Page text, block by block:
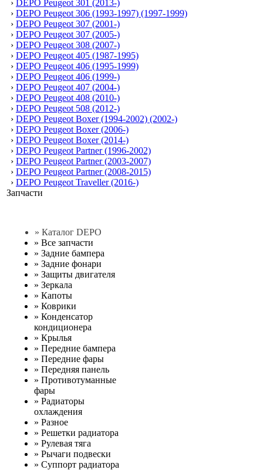
› DEPO Peugeot 301 (2013-)
› DEPO Peugeot 306 (1993-1997) (1997-1999)
› DEPO Peugeot 307 (2001-)
› DEPO Peugeot 307 (2005-)
› DEPO Peugeot 308 (2007-)
› DEPO Peugeot 405 (1987-1995)
› DEPO Peugeot 406 (1995-1999)
› DEPO Peugeot 406 (1999-)
› DEPO Peugeot 407 (2004-)
› DEPO Peugeot 408 (2010-)
› DEPO Peugeot 508 (2012-)
› DEPO Peugeot Boxer (1994-2002) (2002-)
› DEPO Peugeot Boxer (2006-)
› DEPO Peugeot Boxer (2014-)
› DEPO Peugeot Partner (1996-2002)
› DEPO Peugeot Partner (2003-2007)
› DEPO Peugeot Partner (2008-2015)
› DEPO Peugeot Traveller (2016-)
Запчасти
» Каталог DEPO
» Все запчасти
» Задние бампера
» Задние фонари
» Защиты двигателя
» Зеркала
» Капоты
» Коврики
» Конденсатор
кондиционера
» Крылья
» Передние бампера
» Передние фары
» Передняя панель
» Противотуманные
фары
» Радиаторы
охлаждения
» Разное
» Решетки радиатора
» Рулевая тяга
» Рычаги подвески
» Суппорт радиатора